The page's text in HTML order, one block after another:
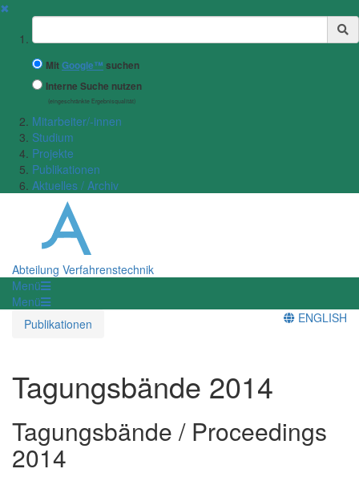
✖
Suchbegriff
MitGoogle™ suchen
Interne Suche nutzen
(eingeschränkte Ergebnisqualität)
Mitarbeiter/-innen
Studium
Projekte
Publikationen
Aktuelles / Archiv
Abteilung Verfahrenstechnik
Menü
Menü
Publikationen
ENGLISH
Tagungsbände 2014
Tagungsbände / Proceedings
2014